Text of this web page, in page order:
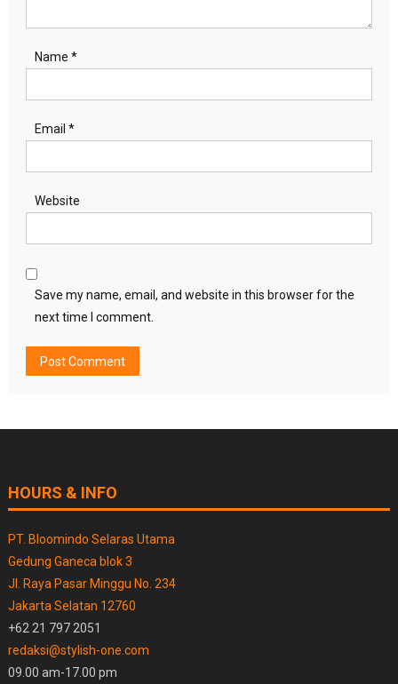
Name *
Email *
Website
Save my name, email, and website in this browser for the
next time I comment.
HOURS & INFO
PT. Bloomindo Selaras Utama
Gedung Ganeca blok 3
Jl. Raya Pasar Minggu No. 234
Jakarta Selatan 12760
+62 21 797 2051
redaksi@stylish-one.com
09.00 am-17.00 pm